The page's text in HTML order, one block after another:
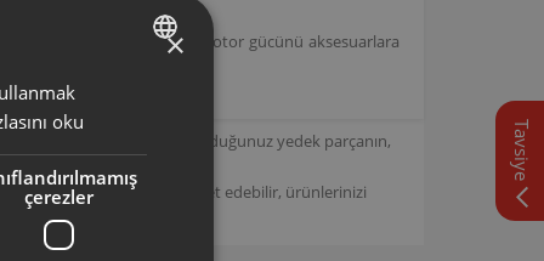
setleri ile uyumlu olup, motor gücünü aksesuarlara
tasarlanmıştır. Seçmiş olduğunuz yedek parçanın,
Arzum Destek Sitemizi ziyaret edebilir, ürünlerinizi
Tavsiye
×
oku
çerezler